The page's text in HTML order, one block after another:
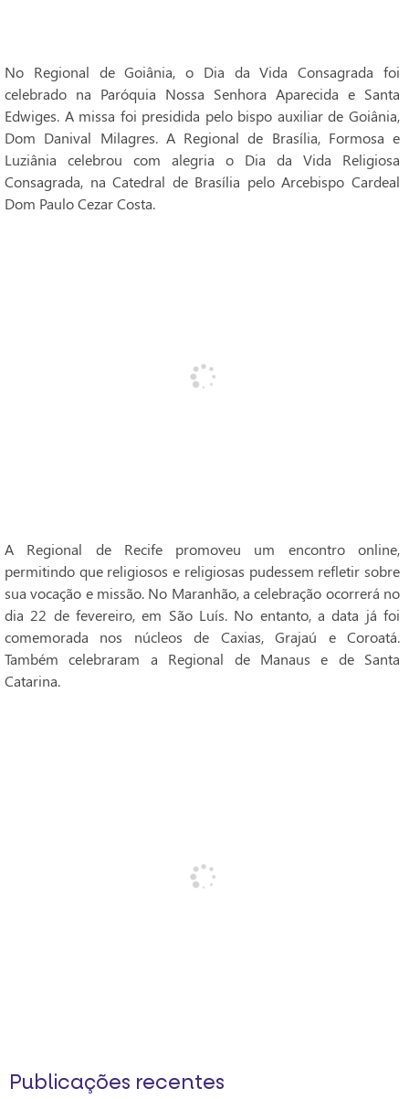
No Regional de Goiânia, o Dia da Vida Consagrada foi
celebrado na Paróquia Nossa Senhora Aparecida e Santa
Edwiges. A missa foi presidida pelo bispo auxiliar de Goiânia,
Dom Danival Milagres. A Regional de Brasília, Formosa e
Luziânia celebrou com alegria o Dia da Vida Religiosa
Consagrada, na Catedral de Brasília pelo Arcebispo Cardeal
Dom Paulo Cezar Costa.
A Regional de Recife promoveu um encontro online,
permitindo que religiosos e religiosas pudessem refletir sobre
sua vocação e missão. No Maranhão, a celebração ocorrerá no
dia 22 de fevereiro, em São Luís. No entanto, a data já foi
comemorada nos núcleos de Caxias, Grajaú e Coroatá.
Também celebraram a Regional de Manaus e de Santa
Catarina.
Publicações recentes